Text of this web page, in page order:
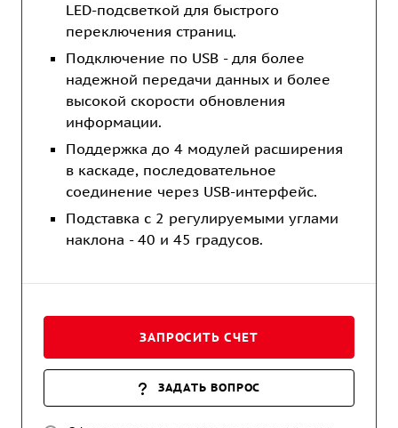
LED-подсветкой для быстрого
переключения страниц.
Подключение по USB - для более
надежной передачи данных и более
высокой скорости обновления
информации.
Поддержка до 4 модулей расширения
в каскаде, последовательное
соединение через USB-интерфейс.
Подставка с 2 регулируемыми углами
наклона - 40 и 45 градусов.
ЗАПРОСИТЬ СЧЕТ
ЗАДАТЬ ВОПРОС